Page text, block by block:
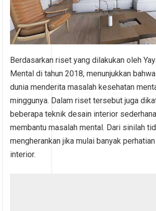
Berdasarkan riset yang dilakukan oleh
Mental di tahun 2018, menunjukkan
dunia menderita masalah kesehatan
minggunya. Dalam riset tersebut juga
beberapa teknik desain interior
membantu masalah mental. Dari sinilah
mengherankan jika mulai banyak
interior.